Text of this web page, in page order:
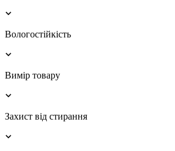
Вологостійкість
Вимір товару
Захист від стирання